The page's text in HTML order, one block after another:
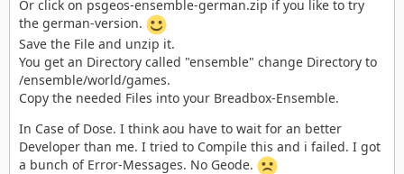
Or click on psgeos-ensemble-german.zip if you like to try
the german-version.
Save the File and unzip it.
You get an Directory called "ensemble" change Directory to
/ensemble/world/games.
Copy the needed Files into your Breadbox-Ensemble.
In Case of Dose. I think aou have to wait for an better
Developer than me. I tried to Compile this and i failed. I got
a bunch of Error-Messages. No Geode.